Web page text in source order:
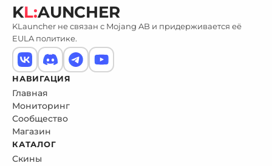
KL:AUNCHER
KLauncher не связан с Mojang AB и придерживается её
EULA политике.
НАВИГАЦИЯ
Главная
Мониторинг
Сообщество
Магазин
КАТАЛОГ
Скины